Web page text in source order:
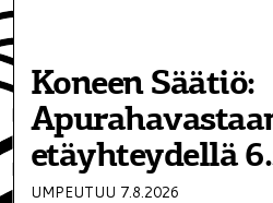
Koneen Säätiö:
etäyhteydellä
UMPEUTUU 7.8.2026